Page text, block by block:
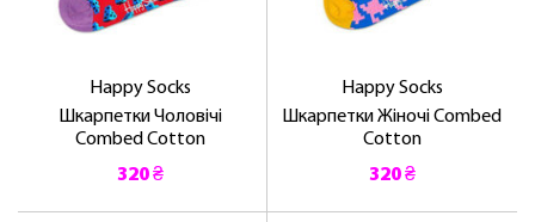
Happy Socks
Шкарпетки Чоловічі
Combed Cotton
320 ₴
Happy Socks
Шкарпетки Жіночі Combed
Cotton
320 ₴